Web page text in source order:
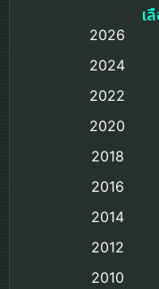
Based เ
2026
2024
2022
2020
2018
2016
2014
2012
2010